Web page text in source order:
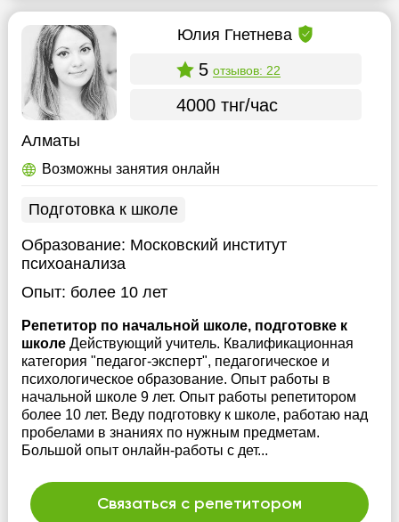
Юлия Гнетнева
5 отзывов: 22
4000 тнг/час
Алматы
Возможны занятия онлайн
Подготовка к школе
Образование: Московский институт
психоанализа
Опыт: более 10 лет
Репетитор по начальной школе, подготовке к
школе Действующий учитель. Квалификационная
категория "педагог-эксперт", педагогическое и
психологическое образование. Опыт работы в
начальной школе 9 лет. Опыт работы репетитором
более 10 лет. Веду подготовку к школе, работаю над
пробелами в знаниях по нужным предметам.
Большой опыт онлайн-работы с дет...
Связаться с репетитором